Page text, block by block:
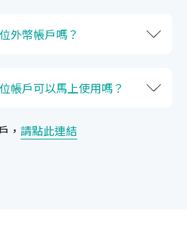
外幣帳戶嗎？
帳戶可以馬上使用嗎？
， 請點此連結